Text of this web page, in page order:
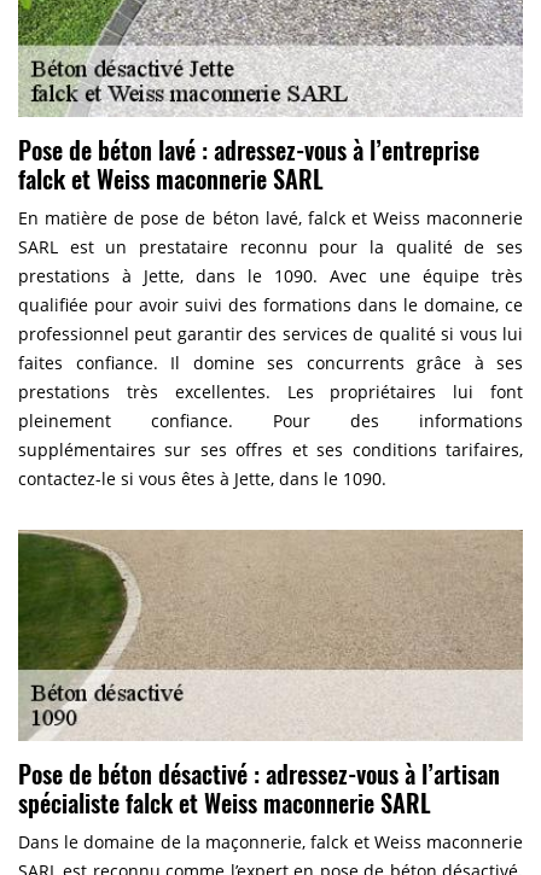
Pose de béton lavé : adressez-vous à l’entreprise
falck et Weiss maconnerie SARL
En matière de pose de béton lavé, falck et Weiss maconnerie
SARL est un prestataire reconnu pour la qualité de ses
prestations à Jette, dans le 1090. Avec une équipe très
qualifiée pour avoir suivi des formations dans le domaine, ce
professionnel peut garantir des services de qualité si vous lui
faites confiance. Il domine ses concurrents grâce à ses
prestations très excellentes. Les propriétaires lui font
pleinement confiance. Pour des informations
supplémentaires sur ses offres et ses conditions tarifaires,
contactez-le si vous êtes à Jette, dans le 1090.
Pose de béton désactivé : adressez-vous à l’artisan
spécialiste falck et Weiss maconnerie SARL
Dans le domaine de la maçonnerie, falck et Weiss maconnerie